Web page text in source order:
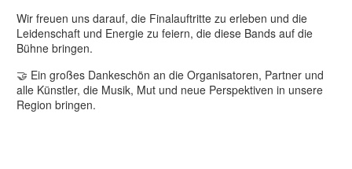
Wir freuen uns darauf, die Finalauftritte zu erleben und die
Leidenschaft und Energie zu feiern, die diese Bands auf die
Bühne bringen.
🤝 Ein großes Dankeschön an die Organisatoren, Partner und
alle Künstler, die Musik, Mut und neue Perspektiven in unsere
Region bringen.